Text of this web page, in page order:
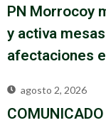
PN Morrocoy
y activa
afectaciones
agosto 2, 2026